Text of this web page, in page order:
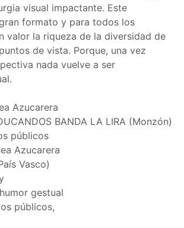
visual impactante. Este
formato y para todos los
valor la riqueza de la diversidad de
de vista. Porque, una vez
nada vuelve a ser
Azucarera
BANDA LA LIRA (Monzón)
públicos
Azucarera
Vasco)
gestual
públicos,